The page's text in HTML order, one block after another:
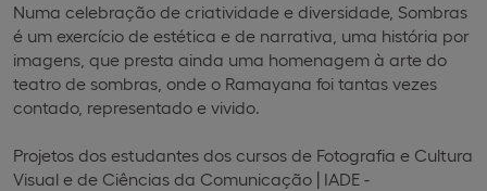
Numa celebração de criatividade e diversidade, Sombras
é um exercício de estética e de narrativa, uma história por
imagens, que presta ainda uma homenagem à arte do
teatro de sombras, onde o Ramayana foi tantas vezes
contado, representado e vivido.
Projetos dos estudantes dos cursos de Fotografia e Cultura
Visual e de Ciências da Comunicação | IADE -